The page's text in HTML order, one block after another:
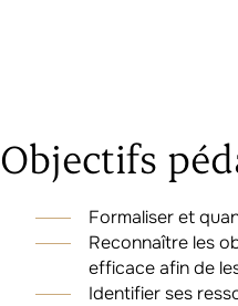
Objectifs
Formaliser et
Reconnaître les
efficace afin de
Identifier ses